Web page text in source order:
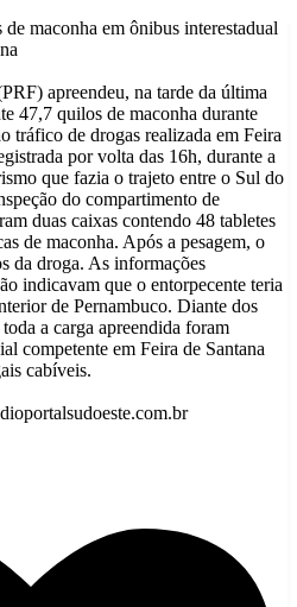
maconha em ônibus interestadual
apreendeu, na tarde da última
47,7 quilos de maconha durante
tráfico de drogas realizada em Feira
por volta das 16h, durante a
que fazia o trajeto entre o Sul do
do compartimento de
duas caixas contendo 48 tabletes
de maconha. Após a pesagem, o
da droga. As informações
indicavam que o entorpecente teria
de Pernambuco. Diante dos
a carga apreendida foram
competente em Feira de Santana
cabíveis.